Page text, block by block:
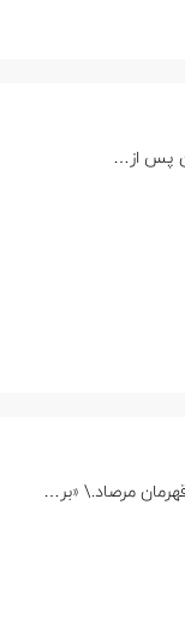
پس از…
مرصاد.\ «بر…